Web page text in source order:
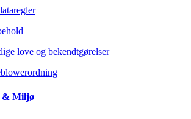
love og bekendtgørelser
& Miljø